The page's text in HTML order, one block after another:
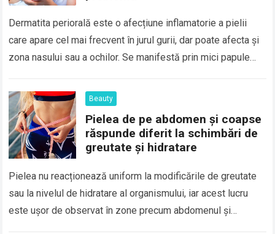
Dermatita periorală este o afecțiune inflamatorie a pielii
care apare cel mai frecvent în jurul gurii, dar poate afecta și
zona nasului sau a ochilor. Se manifestă prin mici papule…
Beauty
Pielea de pe abdomen și coapse
răspunde diferit la schimbări de
greutate și hidratare
Pielea nu reacționează uniform la modificările de greutate
sau la nivelul de hidratare al organismului, iar acest lucru
este ușor de observat în zone precum abdomenul și